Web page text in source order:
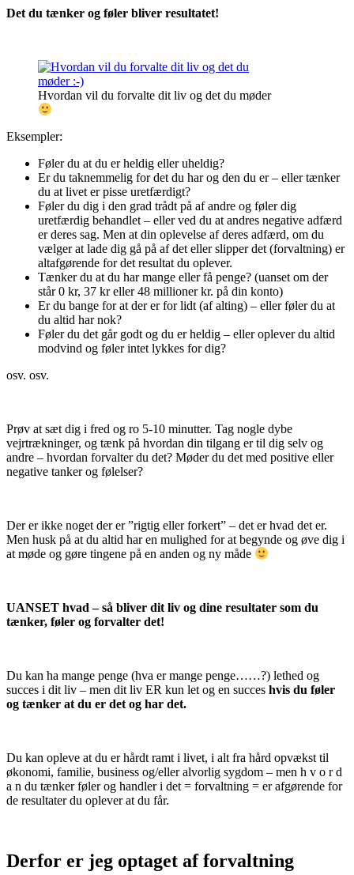
Det du tænker og føler bliver resultatet!
Hvordan vil du forvalte dit liv og det du møder
Eksempler:
Føler du at du er heldig eller uheldig?
Er du taknemmelig for det du har og den du er – eller tænker
du at livet er pisse uretfærdigt?
Føler du dig i den grad trådt på af andre og føler dig
uretfærdig behandlet – eller ved du at andres negative adfærd
er deres sag. Men at din oplevelse af deres adfærd, om du
vælger at lade dig gå på af det eller slipper det (forvaltning) er
altafgørende for det resultat du oplever.
Tænker du at du har mange eller få penge? (uanset om der
står 0 kr, 37 kr eller 48 millioner kr. på din konto)
Er du bange for at der er for lidt (af alting) – eller føler du at
du altid har nok?
Føler du det går godt og du er heldig – eller oplever du altid
modvind og føler intet lykkes for dig?
osv. osv.
Prøv at sæt dig i fred og ro 5-10 minutter. Tag nogle dybe
vejrtrækninger, og tænk på hvordan din tilgang er til dig selv og
andre – hvordan forvalter du det? Møder du det med positive eller
negative tanker og følelser?
Der er ikke noget der er ”rigtig eller forkert” – det er hvad det er.
Men husk på at du altid har en mulighed for at begynde og øve dig i
at møde og gøre tingene på en anden og ny måde
UANSET hvad – så bliver dit liv og dine resultater som du
tænker, føler og forvalter det!
Du kan ha mange penge (hva er mange penge……?) lethed og
succes i dit liv – men dit liv ER kun let og en succes hvis du føler
og tænker at du er det og har det.
Du kan opleve at du er hårdt ramt i livet, i alt fra hård opvækst til
økonomi, familie, business og/eller alvorlig sygdom – men h v o r d
a n du tænker føler og handler i det = forvaltning = er afgørende for
de resultater du oplever at du får.
Derfor er jeg optaget af forvaltning